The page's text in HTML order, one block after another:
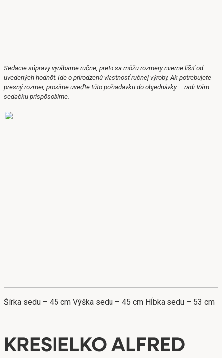
Sedacie súpravy vyrábame ručne, preto sa môžu rozmery mierne líšiť od
uvedených hodnôt. Ide o prirodzenú vlastnosť ručnej výroby. Ak potrebujete
presný rozmer, prosíme uveďte túto požiadavku do objednávky – radi Vám
sedačku prispôsobíme.
Šírka sedu – 45 cm Výška sedu – 45 cm Hĺbka sedu – 53 cm
KRESIELKO ALFRED